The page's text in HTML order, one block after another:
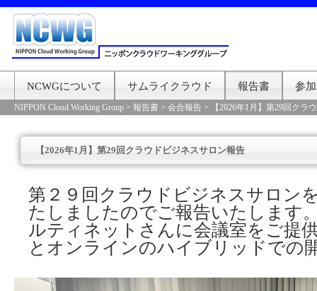
NCWGについて サムライクラウド 報告書 参
NIPPON Cloud Working Group > 報告書 > 会合報告 > 【2026年1月】第29回クラ
【2026年1月】第29回クラウドビジネスサロン報告
第２９回クラウドビジネスサロン
たしましたのでご報告いたします
ルティネットさんに会議室をご提
とオンラインのハイブリッドでの